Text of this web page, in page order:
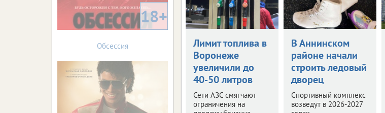
Лимит топлива в
Воронеже
увеличили до
40-50 литров
Сети АЗС смягчают
ограничения на
В Аннинском
районе начали
строить ледовый
дворец
Спортивный комплекс
возведут в 2026-2027
18+
Обсессия